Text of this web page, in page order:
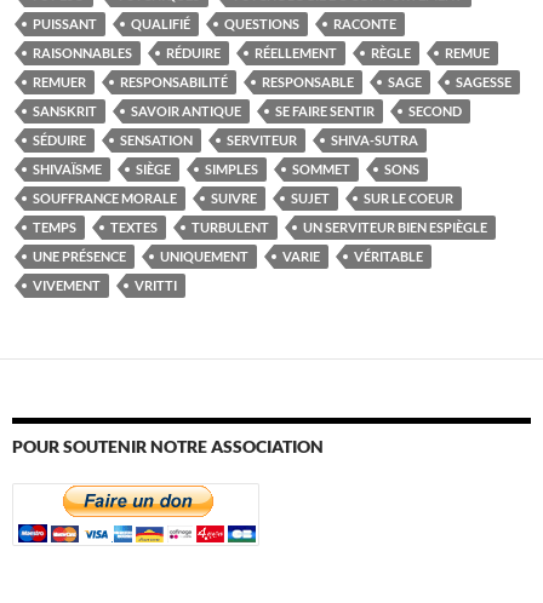
PUISSANT
QUALIFIÉ QUESTIONS
RACONTE
RAISONNABLES
RÉDUIRE RÉELLEMENT RÈGLE
REMUE
REMUER
RESPONSABILITÉ RESPONSABLE SAGE
SAGESSE
SANSKRIT
SAVOIR ANTIQUE SE FAIRE SENTIR
SECOND
SÉDUIRE
SENSATION SERVITEUR
SHIVA-SUTRA
SHIVAÏSME
SIÈGE SIMPLES SOMMET
SONS
SOUFFRANCE MORALE
SUIVRE SUJET
SUR LE COEUR
TEMPS
TEXTES TURBULENT
UN SERVITEUR BIEN ESPIÈGLE
UNE PRÉSENCE
UNIQUEMENT VARIE
VÉRITABLE
VIVEMENT
VRITTI
POUR SOUTENIR NOTRE ASSOCIATION